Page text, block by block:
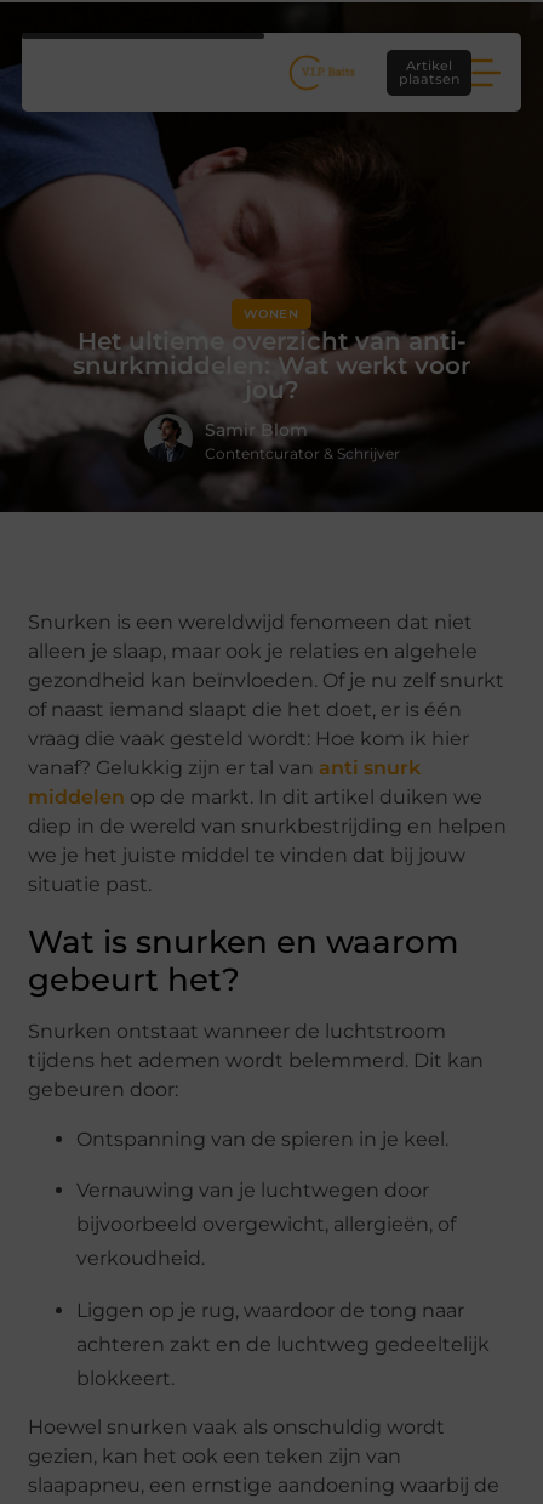
Artikel
plaatsen
WONEN
Het ultieme overzicht van anti-
snurkmiddelen: Wat werkt voor
jou?
Samir Blom
Contentcurator & Schrijver
Snurken is een wereldwijd fenomeen dat niet
alleen je slaap, maar ook je relaties en algehele
gezondheid kan beïnvloeden. Of je nu zelf snurkt
of naast iemand slaapt die het doet, er is één
vraag die vaak gesteld wordt: Hoe kom ik hier
vanaf? Gelukkig zijn er tal van anti snurk
middelen op de markt. In dit artikel duiken we
diep in de wereld van snurkbestrijding en helpen
we je het juiste middel te vinden dat bij jouw
situatie past.
Wat is snurken en waarom
gebeurt het?
Snurken ontstaat wanneer de luchtstroom
tijdens het ademen wordt belemmerd. Dit kan
gebeuren door:
Ontspanning van de spieren in je keel.
Vernauwing van je luchtwegen door
bijvoorbeeld overgewicht, allergieën, of
verkoudheid.
Liggen op je rug, waardoor de tong naar
achteren zakt en de luchtweg gedeeltelijk
blokkeert.
Hoewel snurken vaak als onschuldig wordt
gezien, kan het ook een teken zijn van
slaapapneu, een ernstige aandoening waarbij de